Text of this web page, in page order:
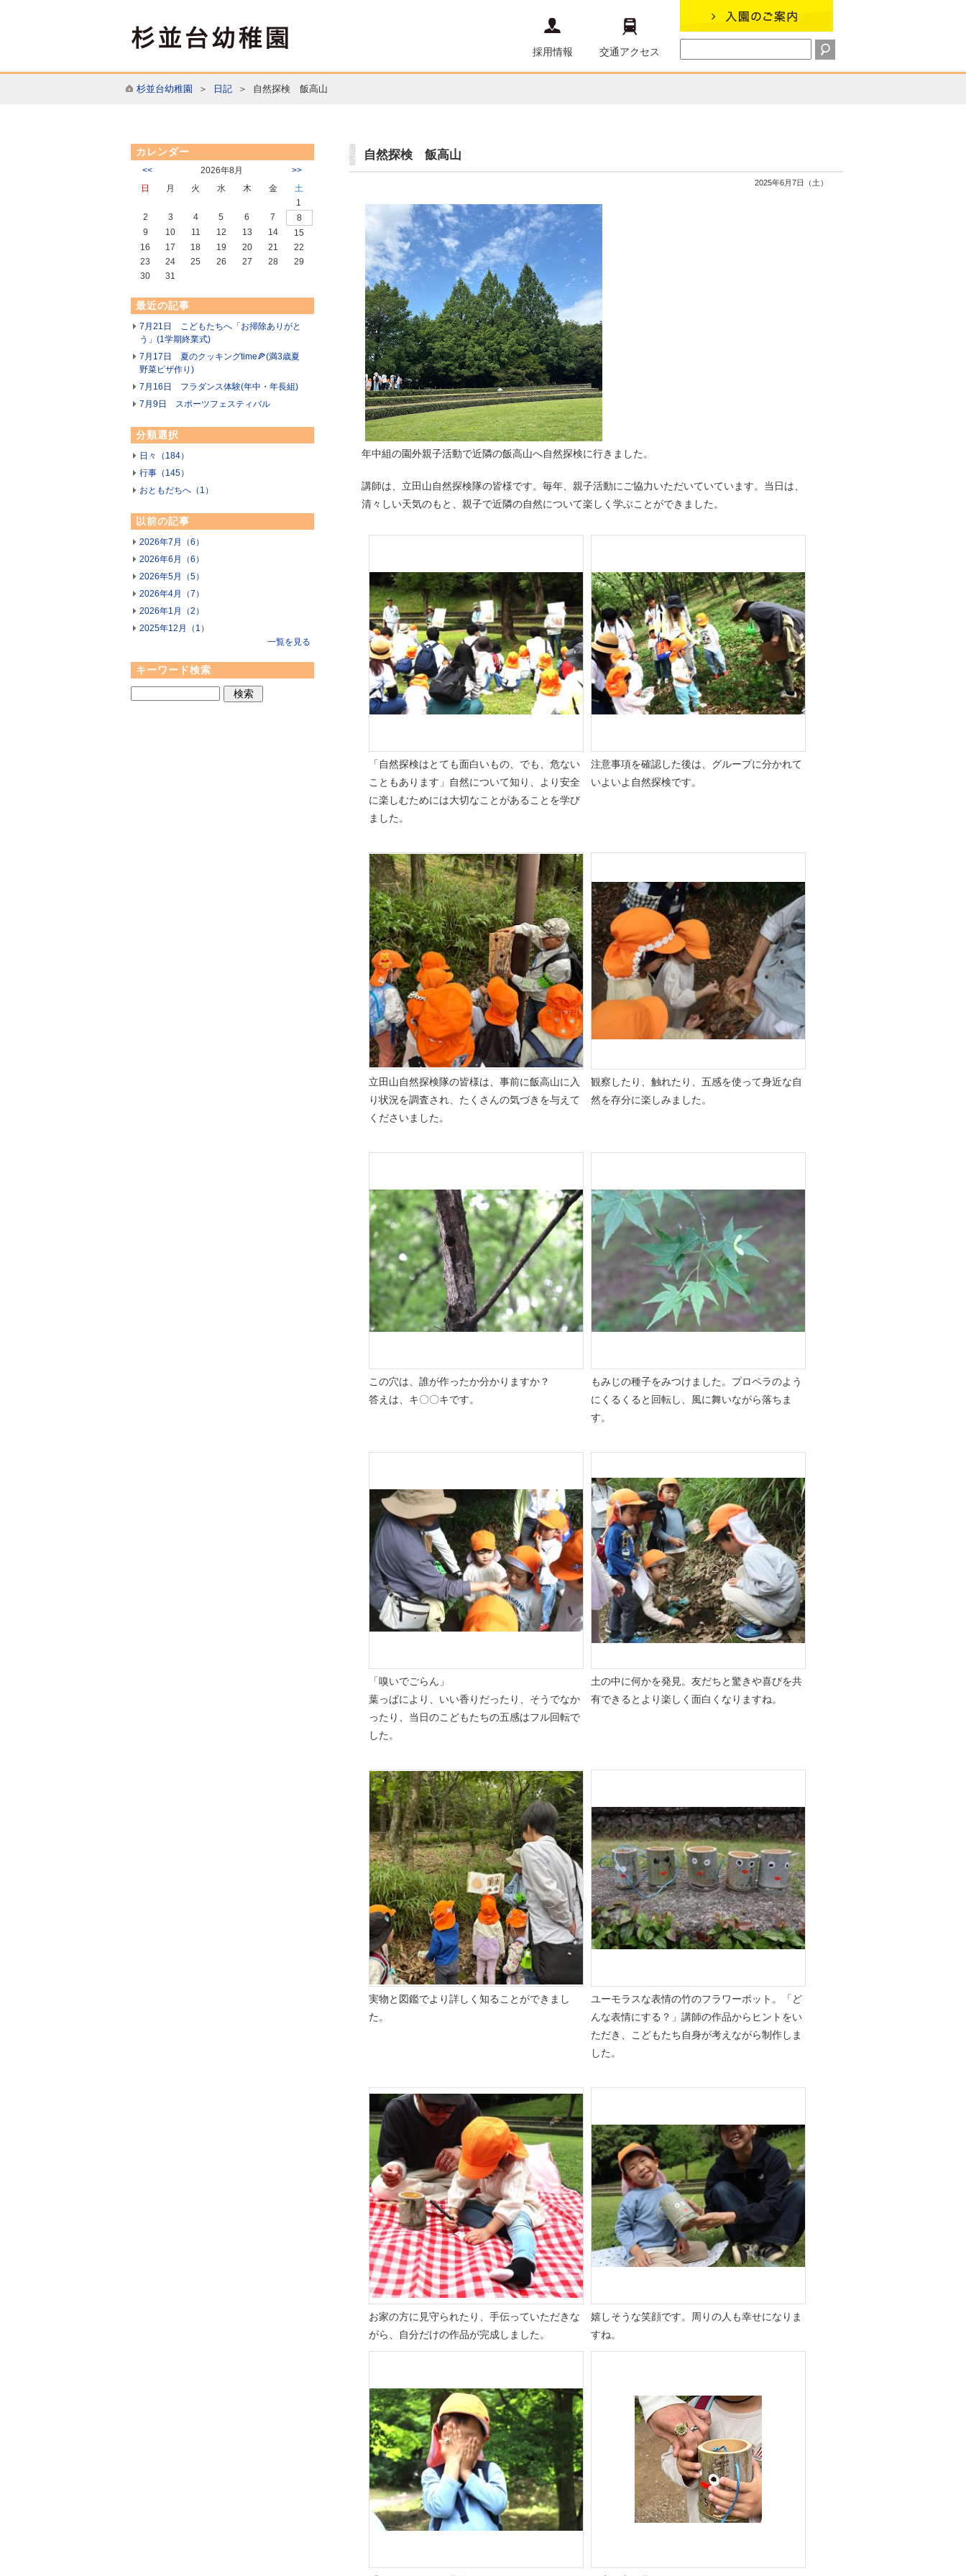
採用情報 交通アクセス
杉並台幼稚園 ＞ 日記＞ 自然探検 飯高山
カレンダー
<< 2026年8月 >>
日 月 火 水 木 金
土
1
2
3 4 5 6 7
8
9
10 11 12 13 14
15
16
17 18 19 20 21
22
23
24 25 26 27 28
29
30
31
最近の記事
7月21日 こどもたちへ「お掃除ありがと
う」(1学期終業式)
7月17日 夏のクッキングtime🍕(満3歳夏
野菜ピザ作り)
7月16日 フラダンス体験(年中・年長組)
7月9日 スポーツフェスティバル
分類選択
日々（184）
行事（145）
おともだちへ（1）
以前の記事
2026年7月（6）
2026年6月（6）
2026年5月（5）
2026年4月（7）
2026年1月（2）
2025年12月（1）
一覧を見る
キーワード検索
自然探検 飯高山
2025年6月7日（土）
年中組の園外親子活動で近隣の飯高山へ自然探検に行きました。
講師は、立田山自然探検隊の皆様です。毎年、親子活動にご協力いただいていています。当日は、
清々しい天気のもと、親子で近隣の自然について楽しく学ぶことができました。
「自然探検はとても面白いもの、でも、危ない
こともあります」自然について知り、より安全
に楽しむためには大切なことがあることを学び
ました。
注意事項を確認した後は、グループに分かれて
いよいよ自然探検です。
立田山自然探検隊の皆様は、 事前に飯高山に入
り状況を調査され、たくさんの気づきを与えて
くださいました。
観察したり、触れたり、五感を使って身近な自
然を存分に楽しみました。
この穴は、誰が作ったか分かりますか？
答えは、キ〇〇キです。
もみじの種子をみつけました。プロペラのよう
にくるくると回転し、風に舞いながら落ちま
す。
「嗅いでごらん」
葉っぱにより、いい香りだったり、そうでなか
ったり、当日のこどもたちの五感はフル回転で
した。
土の中に何かを発見。友だちと驚きや喜びを共
有できるとより楽しく面白くなりますね。
実物と図鑑でより詳しく知ることができまし
た。
ユーモラスな表情の竹のフラワーポット。「ど
んな表情にする？」講師の作品からヒントをい
ただき、こどもたち自身が考えながら制作しま
した。
お家の方に見守られたり、手伝っていただきな
がら、自分だけの作品が完成しました。
嬉しそうな笑顔です。周りの人も幸せになりま
すね。